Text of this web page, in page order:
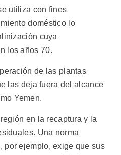
utiliza con fines
doméstico lo
cuya
los años 70.
de las plantas
las deja fuera del alcance
Yemen.
en la recaptura y la
Una norma
por ejemplo, exige que sus